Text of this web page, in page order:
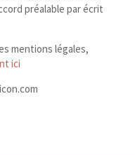
préalable par écrit
mentions légales,
ici